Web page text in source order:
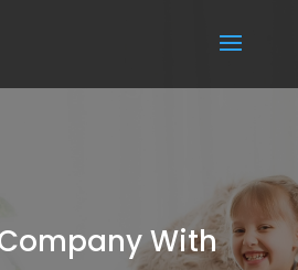
With